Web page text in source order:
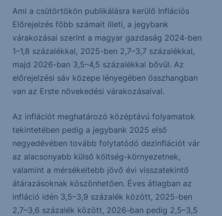
Ami a csütörtökön publikálásra kerülő Inflációs
Előrejelzés főbb számait illeti, a jegybank
várakozásai szerint a magyar gazdaság 2024-ben
1–1,8 százalékkal, 2025-ben 2,7–3,7 százalékkal,
majd 2026-ban 3,5–4,5 százalékkal bővül. Az
előrejelzési sáv közepe lényegében összhangban
van az Erste növekedési várakozásaival.
Az inflációt meghatározó középtávú folyamatok
tekintetében pedig a jegybank 2025 első
negyedévében tovább folytatódó dezinflációt vár
az alacsonyabb külső költség-környezetnek,
valamint a mérsékeltebb jövő évi visszatekintő
átárazásoknak köszönhetően. Éves átlagban az
infláció idén 3,5–3,9 százalék között, 2025-ben
2,7–3,6 százalék között, 2026-ban pedig 2,5–3,5